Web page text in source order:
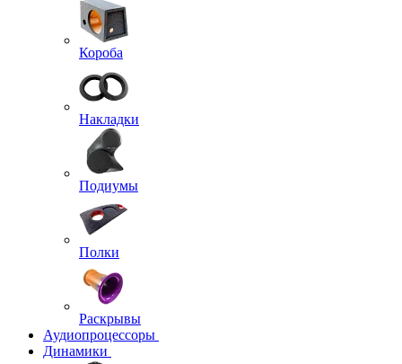
Короба
Накладки
Подиумы
Полки
Раскрывы
Аудиопроцессоры
Динамики